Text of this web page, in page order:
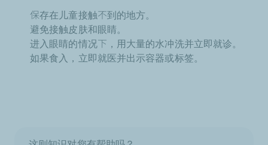
保存在儿童接触不到的地方。
避免接触皮肤和眼睛。
进入眼睛的情况下，用大量的水冲洗并立即就诊。
如果食入，立即就医并出示容器或标签。